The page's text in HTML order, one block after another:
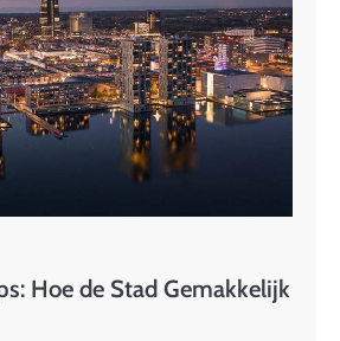
Hoe de Stad Gemakkelijk